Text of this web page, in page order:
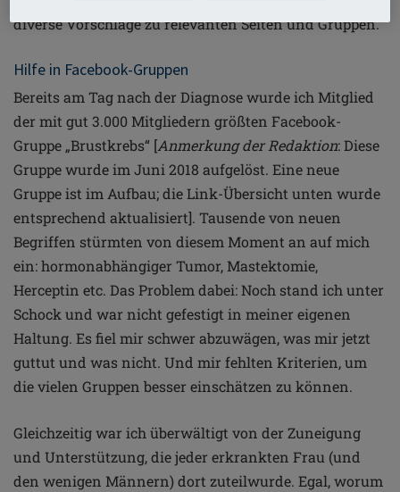
diverse Vorschläge zu relevanten Seiten und Gruppen.
Hilfe in Facebook-Gruppen
Bereits am Tag nach der Diagnose wurde ich Mitglied
der mit gut 3.000 Mitgliedern größten Facebook-
Gruppe „Brustkrebs“ [Anmerkung der Redaktion: Diese
Gruppe wurde im Juni 2018 aufgelöst. Eine neue
Gruppe ist im Aufbau; die Link-Übersicht unten wurde
entsprechend aktualisiert]. Tausende von neuen
Begriffen stürmten von diesem Moment an auf mich
ein: hormonabhängiger Tumor, Mastektomie,
Herceptin etc. Das Problem dabei: Noch stand ich unter
Schock und war nicht gefestigt in meiner eigenen
Haltung. Es fiel mir schwer abzuwägen, was mir jetzt
guttut und was nicht. Und mir fehlten Kriterien, um
die vielen Gruppen besser einschätzen zu können.
Gleichzeitig war ich überwältigt von der Zuneigung
und Unterstützung, die jeder erkrankten Frau (und
den wenigen Männern) dort zuteilwurde. Egal, worum